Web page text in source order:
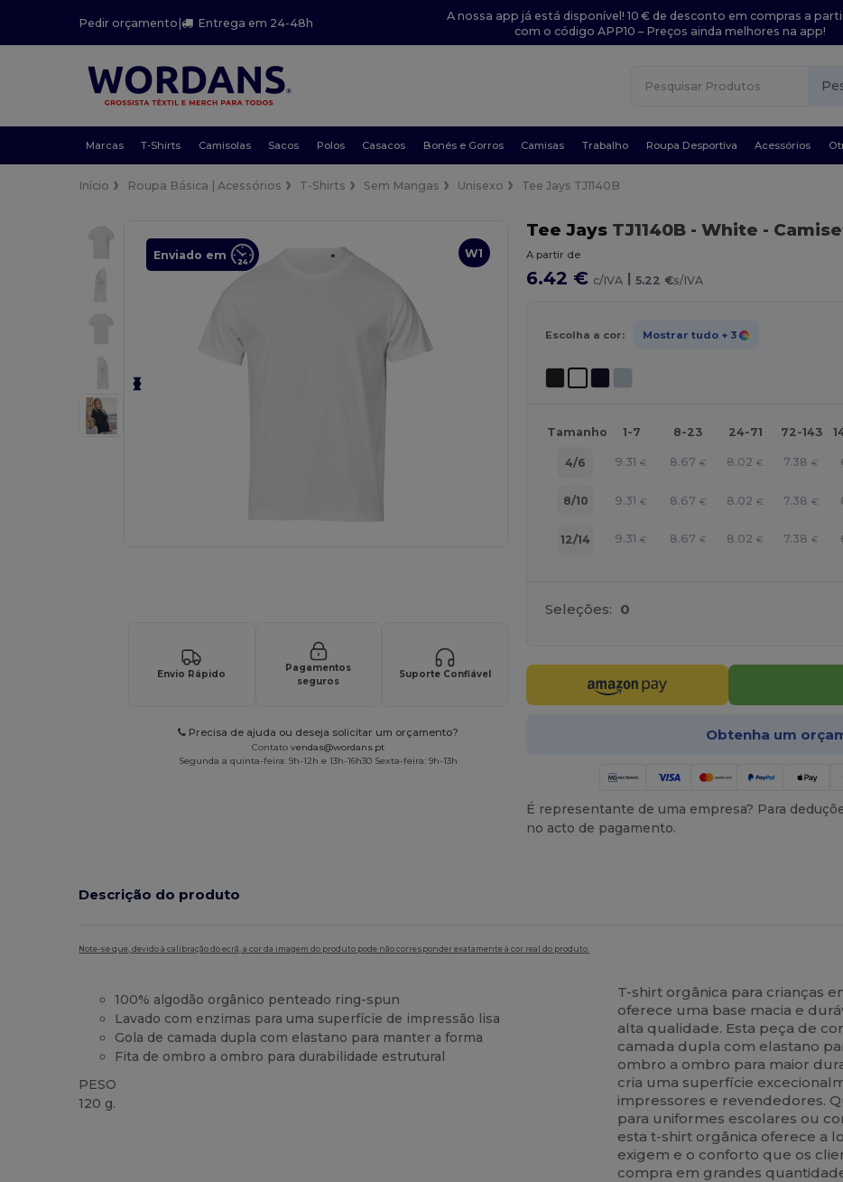
Pedir orçamento| Entrega em 24-48h
A nossa app já está disponível! 10 € de desconto em compras a
com o código APP10 – Preços ainda melhores na app!
Marcas T-Shirts Camisolas Sacos Polos Casacos Bonés e Gorros Camisas Trabalho Roupa Desportiva Acessórios
Início Roupa Básica | Acessórios T-Shirts Sem Mangas Unisexo Tee Jays TJ1140B
W1
Enviado em
Envio Rápido
Pagamentos
seguros
Suporte Confiável
Precisa de ajuda ou deseja solicitar um orçamento?
Contatovendas@wordans.pt
Segunda a quinta-feira: 9h-12h e 13h-16h30 Sexta-feira: 9h-13h
Tee JaysTJ1140B - White -
A partir de
6.42 € c/IVA | 5.22 €s/IVA
Escolha a cor: Mostrar tudo + 3
Tamanho 1-7 8-23 24-71 72-143
4/6 9.31 € 8.67 € 8.02 € 7.38 €
8/10 9.31 € 8.67 € 8.02 € 7.38 €
12/14 9.31 € 8.67 € 8.02 € 7.38 €
Seleções: 0
Obtenha um
É representante de uma empresa? Para
no acto de pagamento.
Descrição do produto
Note-se que, devido à calibração do ecrã, a cor da imagem do produto pode não corresponder exatamente à cor real do produto.
100% algodão orgânico penteado ring-spun
Lavado com enzimas para uma superfície de impressão lisa
Gola de camada dupla com elastano para manter a forma
Fita de ombro a ombro para durabilidade estrutural
PESO
120 g.
T-shirt orgânica para crianças
oferece uma base macia e
alta qualidade. Esta peça de
camada dupla com elastano
ombro a ombro para maior
cria uma superfície
impressores e revendedores.
para uniformes escolares ou
esta t-shirt orgânica oferece a
exigem e o conforto que os
compra em grandes